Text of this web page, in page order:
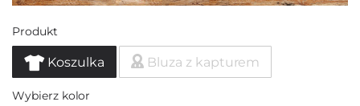
Produkt
Koszulka Bluza z kapturem
Wybierz kolor